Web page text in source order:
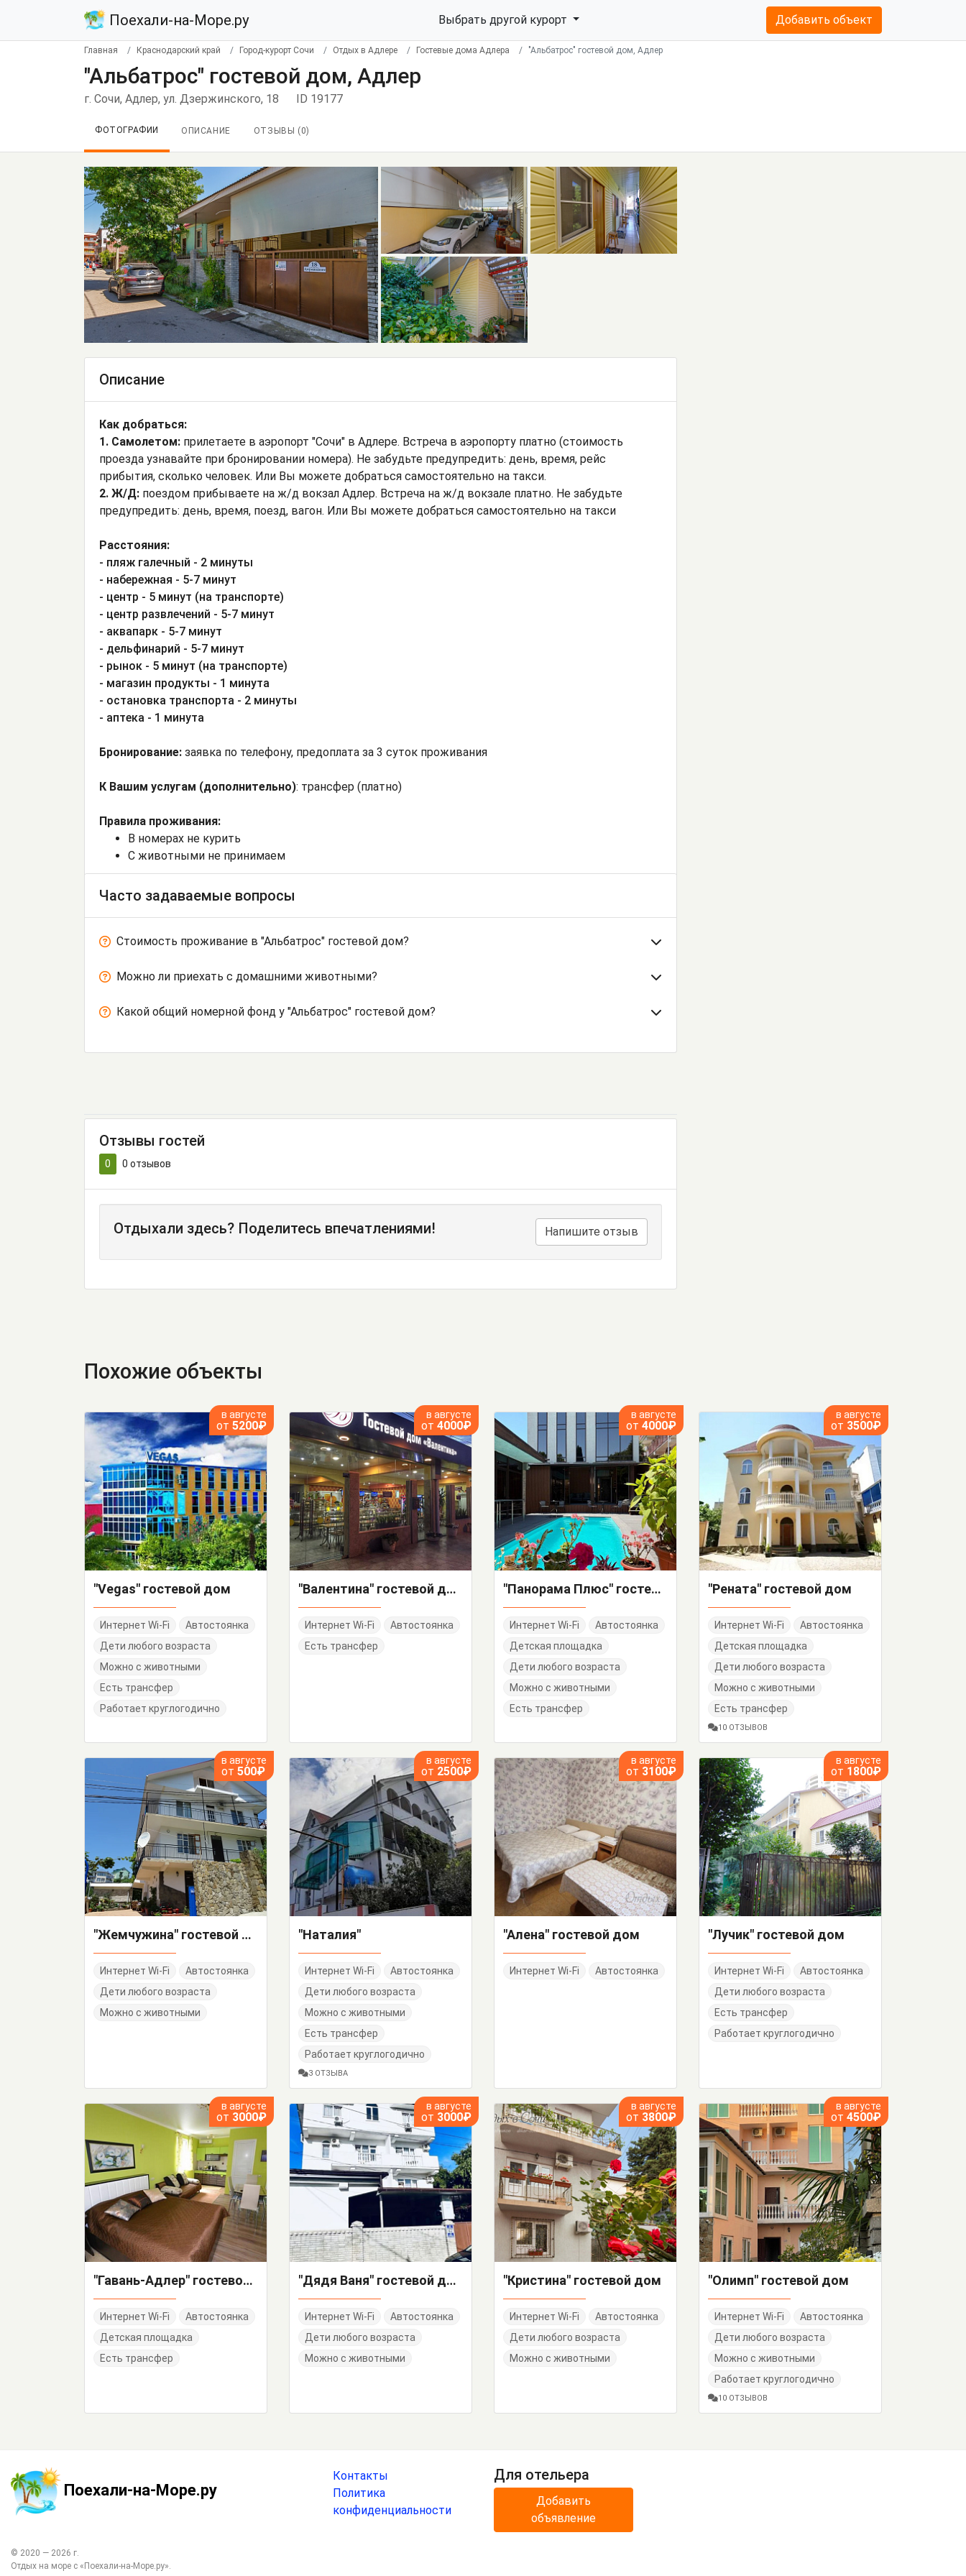
Поехали-на-Море.ру Выбрать другой курорт Добавить объект
Главная Краснодарский край Город-курорт Сочи Отдых в Адлере Гостевые дома Адлера "Альбатрос" гостевой дом, Адлер
"Альбатрос" гостевой дом, Адлер
г. Сочи, Адлер, ул. Дзержинского, 18 ID 19177
ФОТОГРАФИИ ОПИСАНИЕ ОТЗЫВЫ ( 0)
Описание
Как добраться:
1. Самолетом: прилетаете в аэропорт "Сочи" в Адлере. Встреча в аэропорту платно (стоимость
проезда узнавайте при бронировании номера). Не забудьте предупредить: день, время, рейс
прибытия, сколько человек. Или Вы можете добраться самостоятельно на такси.
2. Ж/Д: поездом прибываете на ж/д вокзал Адлер. Встреча на ж/д вокзале платно. Не забудьте
предупредить: день, время, поезд, вагон. Или Вы можете добраться самостоятельно на такси
Расстояния:
- пляж галечный - 2 минуты
- набережная - 5-7 минут
- центр - 5 минут (на транспорте)
- центр развлечений - 5-7 минут
- аквапарк - 5-7 минут
- дельфинарий - 5-7 минут
- рынок - 5 минут (на транспорте)
- магазин продукты - 1 минута
- остановка транспорта - 2 минуты
- аптека - 1 минута
Бронирование: заявка по телефону, предоплата за 3 суток проживания
К Вашим услугам (дополнительно): трансфер (платно)
Правила проживания:
В номерах не курить
С животными не принимаем
Часто задаваемые вопросы
Стоимость проживание в "Альбатрос" гостевой дом?
Можно ли приехать с домашними животными?
Какой общий номерной фонд у "Альбатрос" гостевой дом?
Отзывы гостей
0 0 отзывов
Отдыхали здесь? Поделитесь впечатлениями! Напишите отзыв
Похожие объекты
в августе
от 5200₽
"Vegas" гостевой дом
Интернет Wi-Fi
Автостоянка
Дети любого возраста
Можно с животными
Есть трансфер
Работает круглогодично
в августе
от 4000₽
"Валентина" гостевой дом
Интернет Wi-Fi
Автостоянка
Есть трансфер
в августе
от 4000₽
"Панорама Плюс" гостевой дом
Интернет Wi-Fi
Автостоянка
Детская площадка
Дети любого возраста
Можно с животными
Есть трансфер
в августе
от 3500₽
"Рената" гостевой дом
Интернет Wi-Fi
Автостоянка
Детская площадка
Дети любого возраста
Можно с животными
Есть трансфер
10 ОТЗЫВОВ
в августе
от 500₽
"Жемчужина" гостевой дом
Интернет Wi-Fi
Автостоянка
Дети любого возраста
Можно с животными
в августе
от 2500₽
"Наталия"
Интернет Wi-Fi
Автостоянка
Дети любого возраста
Можно с животными
Есть трансфер
Работает круглогодично
3 ОТЗЫВА
в августе
от 3100₽
"Алена" гостевой дом
Интернет Wi-Fi Автостоянка
в августе
от 1800₽
"Лучик" гостевой дом
Интернет Wi-Fi
Автостоянка
Дети любого возраста
Есть трансфер
Работает круглогодично
в августе
от 3000₽
"Гавань-Адлер" гостевой дом
Интернет Wi-Fi
Автостоянка
Детская площадка
Есть трансфер
в августе
от 3000₽
"Дядя Ваня" гостевой дом
Интернет Wi-Fi
Автостоянка
Дети любого возраста
Можно с животными
в августе
от 3800₽
"Кристина" гостевой дом
Интернет Wi-Fi
Автостоянка
Дети любого возраста
Можно с животными
в августе
от 4500₽
"Олимп" гостевой дом
Интернет Wi-Fi
Автостоянка
Дети любого возраста
Можно с животными
Работает круглогодично
10 ОТЗЫВОВ
Поехали-на-Море.ру
Контакты
Политика
конфиденциальности
Для отельера
Добавить
объявление
© 2020 — 2026 г.
Отдых на море с «Поехали-на-Море.ру».